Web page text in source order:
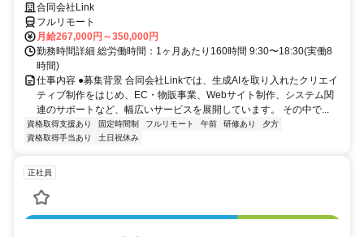
合同会社Link
フルリモート
月給267,000円～350,000円
勤務時間詳細 総労働時間：1ヶ月あたり160時間 9:30〜18:30(実働8
時間)
仕事内容 ●募集背景 合同会社Linkでは、生成AIを取り入れたクリエイ
ティブ制作をはじめ、EC・物販事業、Webサイト制作、システム関
連のサポートなど、幅広いサービスを展開しています。 その中で...
資格取得支援あり 固定時間制 フルリモート 午前 研修あり
夕方
資格取得手当あり
土日祝休み
正社員